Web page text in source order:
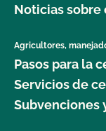
Noticias
Agricultores,
Pasos para la
Servicios de
Subvenciones